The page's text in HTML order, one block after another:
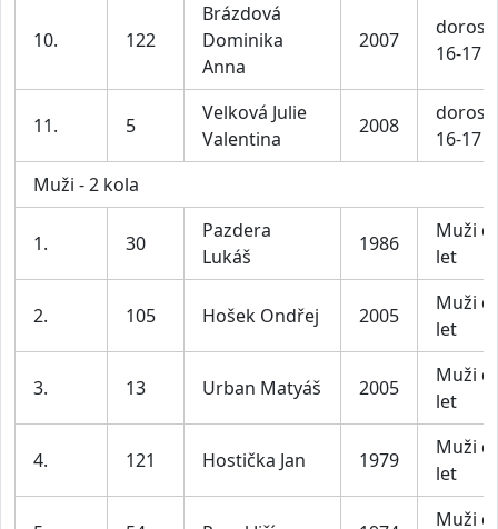
10. 122
Brázdová
Dominika
Anna
2007
16-17
11. 5
Velková Julie
Valentina
2008
16-17
Muži - 2 kola
1. 30
Pazdera
Lukáš
1986
Muži
let
2. 105 Hošek Ondřej 2005
Muži
let
3. 13 Urban Matyáš 2005
Muži
let
4. 121 Hostička Jan 1979
Muži
let
Muži